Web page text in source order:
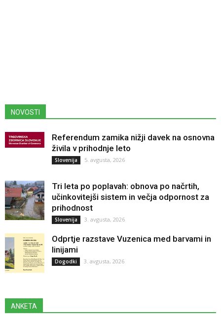
NOVOSTI
Referendum zamika nižji davek na osnovna
živila v prihodnje leto
Slovenija 5. avgusta, 2026
Tri leta po poplavah: obnova po načrtih,
učinkovitejši sistem in večja odpornost za
prihodnost
Slovenija 3. avgusta, 2026
Odprtje razstave Vuzenica med barvami in
linijami
Dogodki 3. avgusta, 2026
ANKETA